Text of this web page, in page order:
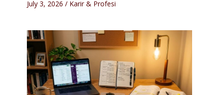
July 3, 2026 / Karir & Profesi